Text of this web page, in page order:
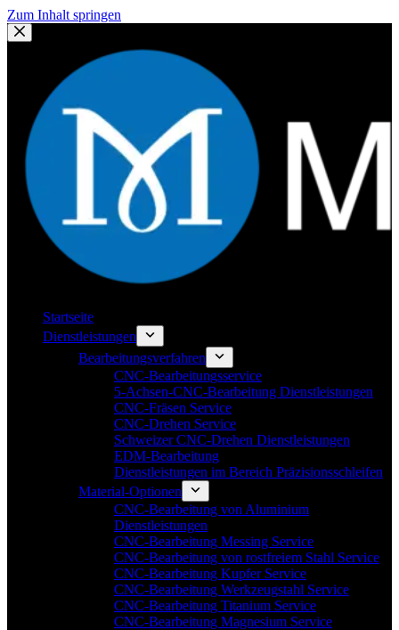
Zum Inhalt springen
Startseite
Dienstleistungen
Bearbeitungsverfahren
CNC-Bearbeitungsservice
5-Achsen-CNC-Bearbeitung Dienstleistungen
CNC-Fräsen Service
CNC-Drehen Service
Schweizer CNC-Drehen Dienstleistungen
EDM-Bearbeitung
Dienstleistungen im Bereich Präzisionsschleifen
Material-Optionen
CNC-Bearbeitung von Aluminium
Dienstleistungen
CNC-Bearbeitung Messing Service
CNC-Bearbeitung von rostfreiem Stahl Service
CNC-Bearbeitung Kupfer Service
CNC-Bearbeitung Werkzeugstahl Service
CNC-Bearbeitung Titanium Service
CNC-Bearbeitung Magnesium Service